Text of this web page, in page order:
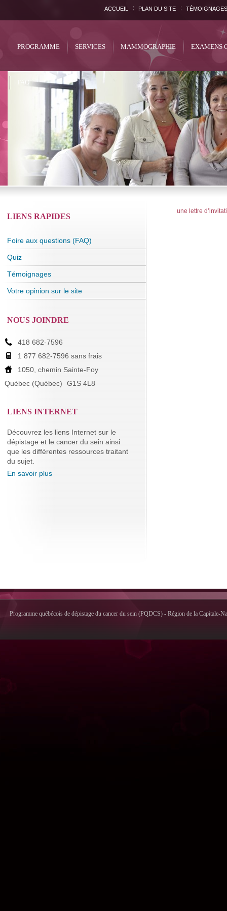
ACCUEIL PLAN DU SITE TÉMOIGNAGES
PROGRAMME SERVICES MAMMOGRAPHIE EXAMENS
FAQ
une lettre
LIENS RAPIDES
Foire aux questions (FAQ)
Quiz
Témoignages
Votre opinion sur le site
NOUS JOINDRE
418 682-7596
1 877 682-7596 sans frais
1050, chemin Sainte-Foy
Québec (Québec)
G1S 4L8
LIENS INTERNET
Découvrez les liens Internet sur le
dépistage et le cancer du sein ainsi
que les différentes ressources traitant
du sujet.
En savoir plus
Programme québécois de dépistage du cancer du sein (PQDCS) - Région de la Capitale-